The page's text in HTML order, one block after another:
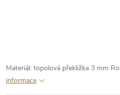
Materiál: topolová překližka 3 mm
informace